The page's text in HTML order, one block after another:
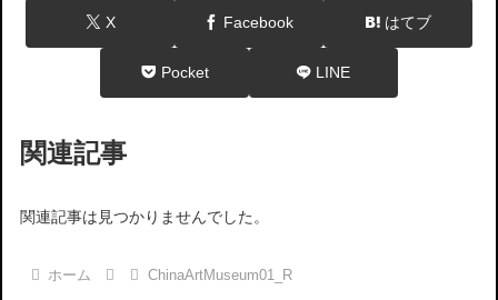
X Facebook はてブ
Pocket LINE
関連記事
関連記事は見つかりませんでした。
ホーム ChinaArtMuseum01_R